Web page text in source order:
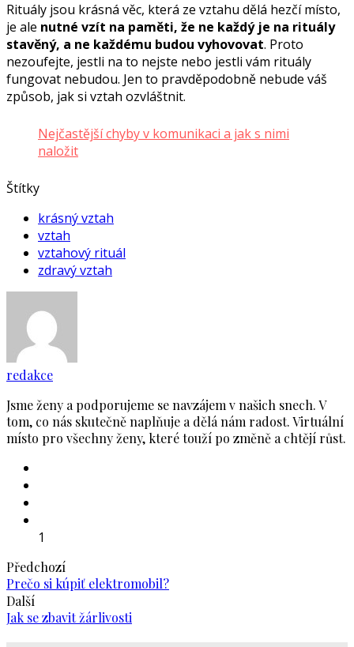
Rituály jsou krásná věc, která ze vztahu dělá hezčí místo,
je ale nutné vzít na paměti, že ne každý je na rituály
stavěný, a ne každému budou vyhovovat. Proto
nezoufejte, jestli na to nejste nebo jestli vám rituály
fungovat nebudou. Jen to pravděpodobně nebude váš
způsob, jak si vztah ozvláštnit.
Nejčastější chyby v komunikaci a jak s nimi
naložit
Štítky
krásný vztah
vztah
vztahový rituál
zdravý vztah
redakce
Jsme ženy a podporujeme se navzájem v našich snech. V
tom, co nás skutečně naplňuje a dělá nám radost. Virtuální
místo pro všechny ženy, které touží po změně a chtějí růst.
1
Předchozí
Prečo si kúpiť elektromobil?
Další
Jak se zbavit žárlivosti